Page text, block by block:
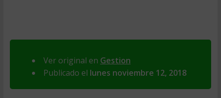
Ver original en Gestion
Publicado el lunes noviembre 12, 2018